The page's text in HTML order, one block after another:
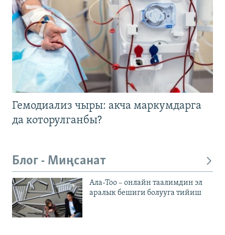
Гемодиализ чыры: акча маркумдарга
да которулганбы?
Блог - Миңсанат
Ала-Тоо – онлайн таалимдин эл
аралык бешиги болууга тийиш